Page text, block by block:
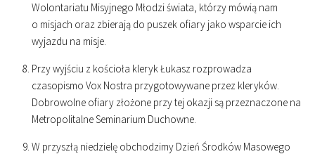
Wolontariatu Misyjnego Młodzi świata, którzy mówią nam
o misjach oraz zbierają do puszek ofiary jako wsparcie ich
wyjazdu na misje.
Przy wyjściu z kościoła kleryk Łukasz rozprowadza
czasopismo Vox Nostra przygotowywane przez kleryków.
Dobrowolne ofiary złożone przy tej okazji są przeznaczone na
Metropolitalne Seminarium Duchowne.
W przyszłą niedzielę obchodzimy Dzień Środków Masowego